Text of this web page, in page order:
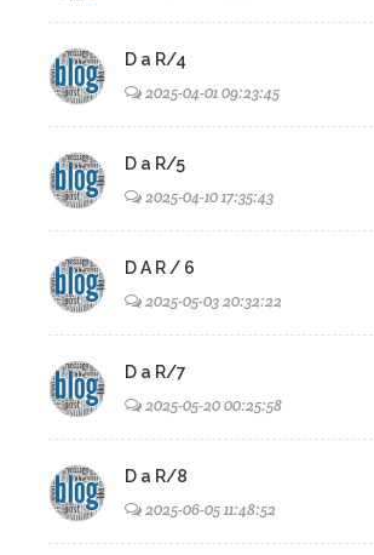
D a R/4
2025-04-01 09:23:45
D a R/5
2025-04-10 17:35:43
D A R / 6
2025-05-03 20:32:22
D a R/7
2025-05-20 00:25:58
D a R/8
2025-06-05 11:48:52